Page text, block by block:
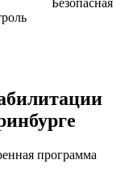
Безопасная
программа